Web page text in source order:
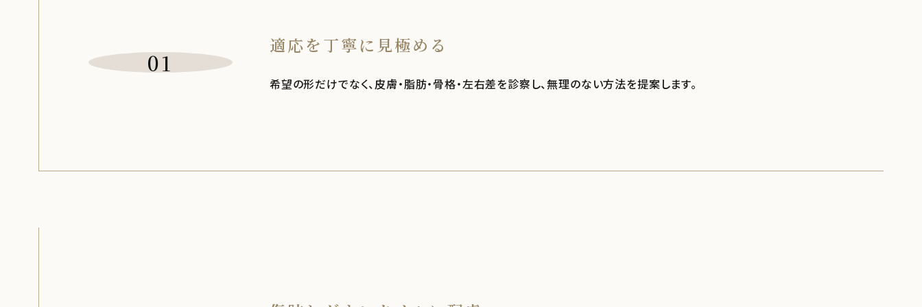
01
適応を丁寧に見極める
希望の形だけでなく、皮膚・脂肪・骨格・左右差を診察し、無理のない方法を提案します。